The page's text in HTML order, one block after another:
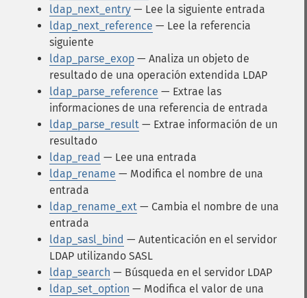
ldap_next_entry — Lee la siguiente entrada
ldap_next_reference — Lee la referencia
siguiente
ldap_parse_exop — Analiza un objeto de
resultado de una operación extendida LDAP
ldap_parse_reference — Extrae las
informaciones de una referencia de entrada
ldap_parse_result — Extrae información de un
resultado
ldap_read — Lee una entrada
ldap_rename — Modifica el nombre de una
entrada
ldap_rename_ext — Cambia el nombre de una
entrada
ldap_sasl_bind — Autenticación en el servidor
LDAP utilizando SASL
ldap_search — Búsqueda en el servidor LDAP
ldap_set_option — Modifica el valor de una